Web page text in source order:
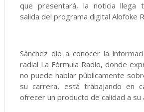
que presentará, la noticia llega
salida del programa digital Alofoke
Sánchez dio a conocer la
radial La Fórmula Radio, donde
no puede hablar públicamente
su carrera, está trabajando en
ofrecer un producto de calidad a su